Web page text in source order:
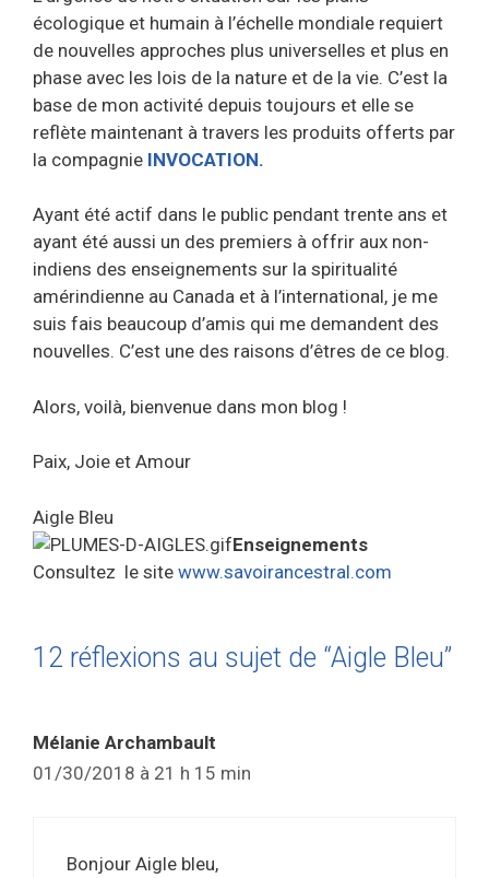
écologique et humain à l’échelle mondiale requiert
de nouvelles approches plus universelles et plus en
phase avec les lois de la nature et de la vie. C’est la
base de mon activité depuis toujours et elle se
reflète maintenant à travers les produits offerts par
la compagnie INVOCATION.
Ayant été actif dans le public pendant trente ans et
ayant été aussi un des premiers à offrir aux non-
indiens des enseignements sur la spiritualité
amérindienne au Canada et à l’international, je me
suis fais beaucoup d’amis qui me demandent des
nouvelles. C’est une des raisons d’êtres de ce blog.
Alors, voilà, bienvenue dans mon blog !
Paix, Joie et Amour
Aigle Bleu
Enseignements
Consultez le site www.savoirancestral.com
12 réflexions au sujet de “Aigle Bleu”
Mélanie Archambault
01/30/2018 à 21 h 15 min
Bonjour Aigle bleu,